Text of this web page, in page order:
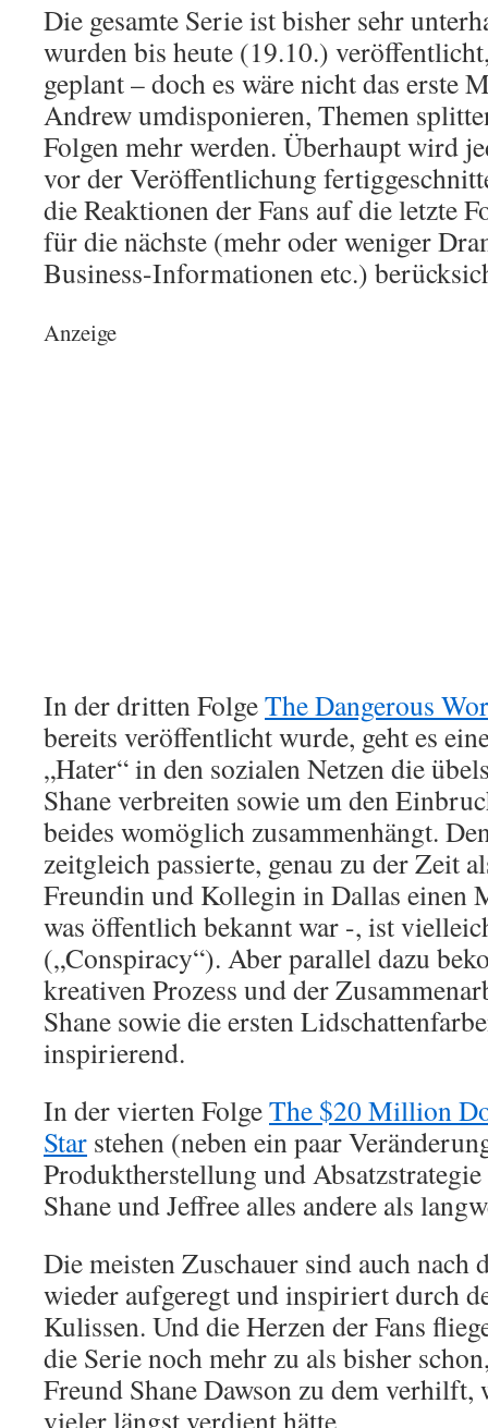
Die gesamte Serie ist bisher sehr
wurden bis heute (19.10.)
geplant – doch es wäre nicht das erste
Andrew umdisponieren, Themen
Folgen mehr werden. Überhaupt wird
vor der Veröffentlichung
die Reaktionen der Fans auf die letzte
für die nächste (mehr oder weniger
Business-Informationen etc.)
Anzeige
In der dritten FolgeThe Dangerous
bereits veröffentlicht wurde, geht es
„Hater“ in den sozialen Netzen die
Shane verbreiten sowie um den
beides womöglich zusammenhängt.
zeitgleich passierte, genau zu der Zeit
Freundin und Kollegin in Dallas einen
was öffentlich bekannt war -, ist
(„Conspiracy“). Aber parallel dazu
kreativen Prozess und der
Shane sowie die ersten
inspirierend.
In der vierten FolgeThe $20 Million
Star stehen (neben ein paar
Produktherstellung und
Shane und Jeffree alles andere als
Die meisten Zuschauer sind auch nach
wieder aufgeregt und inspiriert durch
Kulissen. Und die Herzen der Fans
die Serie noch mehr zu als bisher
Freund Shane Dawson zu dem verhilft,
vieler längst verdient hätte.